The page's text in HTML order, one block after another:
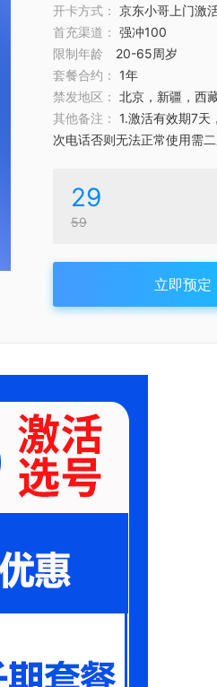
开卡方式： 京东小哥上门激
首充渠道： 强冲100
限制年龄
20-65周岁
套餐合约：
1年
禁发地区： 北京，新疆，西
其他备注：
1.激活有效期7天
次电话否则无法正常使用需二
29
59
立即预定